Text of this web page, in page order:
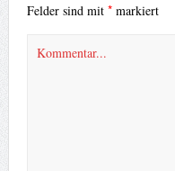
Felder sind mit *markiert